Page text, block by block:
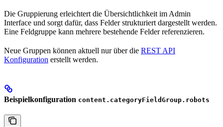
Die Gruppierung erleichtert die Übersichtlichkeit im Admin
Interface und sorgt dafür, dass Felder strukturiert dargestellt werden.
Eine Feldgruppe kann mehrere bestehende Felder referenzieren.
Neue Gruppen können aktuell nur über die REST API
Konfiguration erstellt werden.
Beispielkonfiguration content.categoryFieldGroup.robots